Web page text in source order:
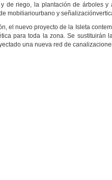
de riego, la plantación de árboles
mobiliariourbano y
el nuevo proyecto de la Isleta
para toda la zona. Se sustituirán
una nueva red de